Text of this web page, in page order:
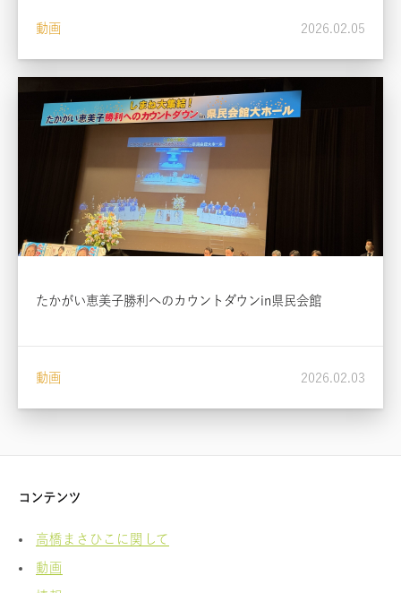
動画 2026.02.05
たかがい恵美子勝利へのカウントダウンin県民会館
動画 2026.02.03
コンテンツ
高橋まさひこに関して
動画